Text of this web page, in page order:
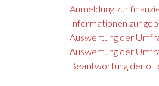
Anmeldung zur
Informationen zur
Auswertung der
Auswertung der
Beantwortung der